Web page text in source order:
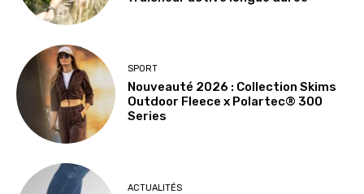
SPORT
Nouveauté 2026 : Collection Skims
Outdoor Fleece x Polartec® 300
Series
ACTUALITÉS